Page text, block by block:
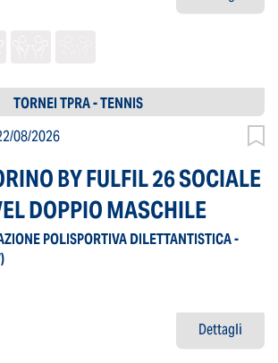
TORNEI TPRA - TENNIS
08/2026
BY FULFIL 26 SOCIALE
DOPPIO MASCHILE
POLISPORTIVA DILETTANTISTICA -
Dettagli